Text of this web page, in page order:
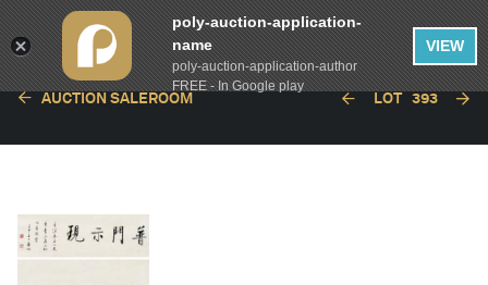
AUCTION SALEROOM LOT 393
poly-auction-application-
name
poly-auction-application-author
FREE - In Google play
VIEW